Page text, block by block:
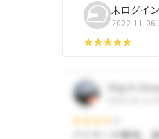
未ログイ
2022-11-06